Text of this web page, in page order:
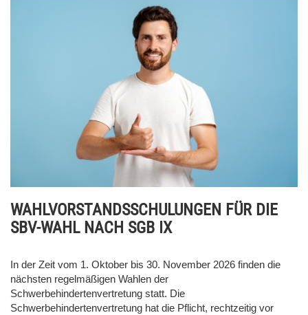
WAHLVORSTANDSSCHULUNGEN FÜR DIE
SBV-WAHL NACH SGB IX
In der Zeit vom 1. Oktober bis 30. November 2026 finden die
nächsten regelmäßigen Wahlen der
Schwerbehindertenvertretung statt. Die
Schwerbehindertenvertretung hat die Pflicht, rechtzeitig vor